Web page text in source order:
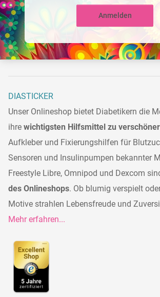
Anmelden
DIASTICKER
Unser Onlineshop bietet Diabetikern die
ihre wichtigsten Hilfsmittel zu
Aufkleber und Fixierungshilfen für
Sensoren und Insulinpumpen bekannter
Freestyle Libre, Omnipod und Dexcom
des Onlineshops. Ob blumig verspielt
Motive strahlen Lebensfreude und
Mehr erfahren...